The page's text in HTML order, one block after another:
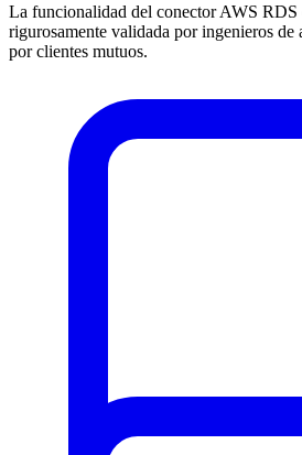
La funcionalidad del conector AWS
rigurosamente validada por ingenieros de
por clientes mutuos.